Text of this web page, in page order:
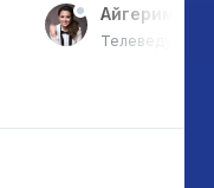
Айгерим
Телеведущая,